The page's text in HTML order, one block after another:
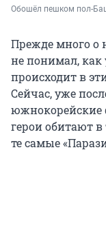
Обошёл пешком пол-
Прежде много о
не понимал, как
происходит в
Сейчас, уже
южнокорейские
герои обитают
те самые